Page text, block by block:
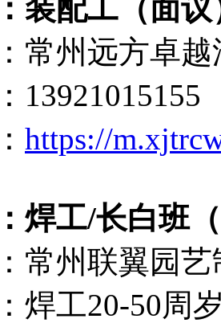
装配工（面议
常州远方卓
13921015155
https://
焊工/长白班
常州联翼园
焊工20-50周